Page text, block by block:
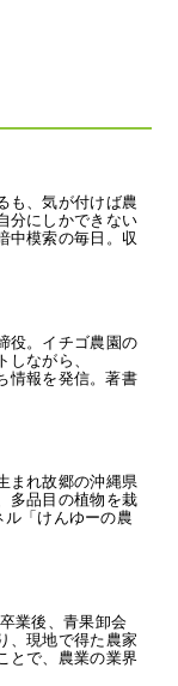
も、気が付けば農
分にしかできない
中模索の毎日。収
役。イチゴ農園の
しながら、
情報を発信。著書
まれ故郷の沖縄県
多品目の植物を栽
「けんゆーの農
業後、青果卸会
、現地で得た農家
とで、農業の業界